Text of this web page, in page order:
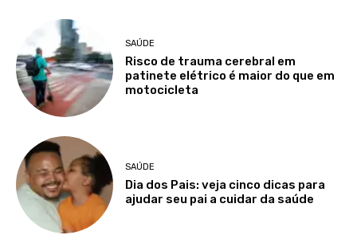
SAÚDE
Risco de trauma cerebral em
patinete elétrico é maior do que em
motocicleta
SAÚDE
Dia dos Pais: veja cinco dicas para
ajudar seu pai a cuidar da saúde